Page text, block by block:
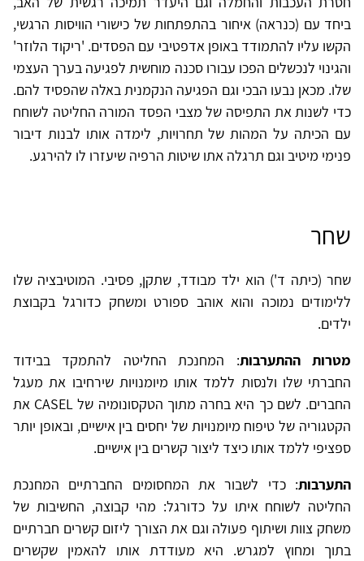
ביחד עם (כנראה) איחור בהתפתחות של כישורי הוויסות הרגשי,
הקשו עליו להתמודד באופן אדפטיבי עם הפסדים. 'ריקוד הלוזר'
והגינוי לנכשלים הפכו עבורו סכנה מוחשית לפגיעה בערך העצמי
שלו. מכאן נבעו הבכי וגם הפגיעה הנקמנית באלה שהפסיד להם.
כדי לשנות את התפיסה של מצבי הפסד המורה החליטה לשוחח
עם הכיתה על המהות של תחרויות, לימדה אותו לבנות דיבור
פנימי מיטיב וגם תרגלה אתו שיטות הרפיה שיעזרו לו להירגע.
שחר
שחר (כיתה ד') הוא ילד מבודד, שתקן, פסיבי. המוטיבציה שלו
ללימודים נמוכה והוא אוהב ספורט ומשחק כדורגל בקבוצת
ילדים.
מטרות ההתערבות: המחנכת החליטה להתמקד בבידוד
החברתי שלו ולנסות ללמד אותו מיומנויות שירחיבו את מעגל
החברים. לשם כך היא בחרה מתוך הטקסונומיה של CASEL את
הקטגוריה של טיפוח מיומנויות של יחסים בין אישיים, ובאופן יותר
ספציפי ללמד אותו כיצד ליצור קשרים בין אישיים.
התערבות: כדי לשבור את המחסומים החברתיים המחנכת
החליטה לשוחח איתו על כדורגל: מהי קבוצה, החשיבות של
משחק צוות ושיתוף פעולה וגם את הצורך ליזום קשרים חברתיים
בתוך ומחוץ למגרש. היא מעודדת אותו להאמין שקשרים